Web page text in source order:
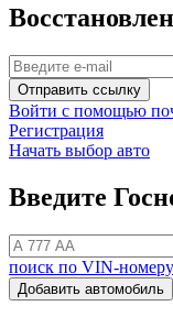
Отправить ссылку
Войти с помощью
Регистрация
Начать выбор авто
Введите
поиск по VIN-номеру
Добавить автомобиль